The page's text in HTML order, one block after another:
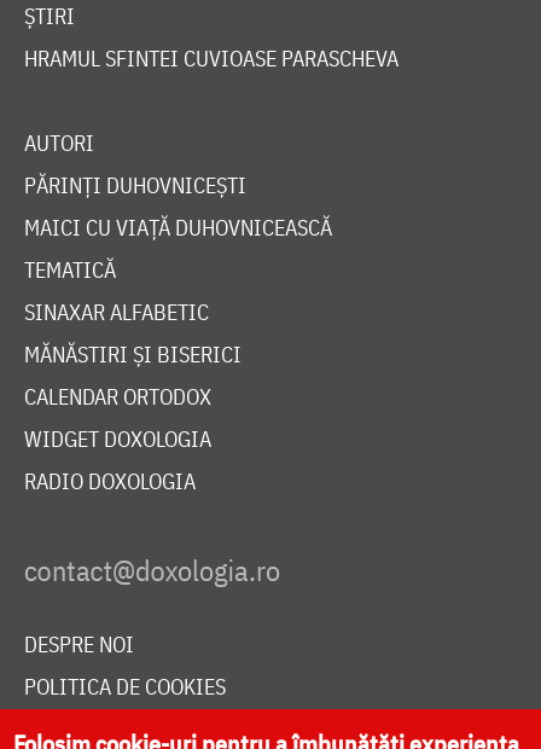
ȘTIRI
HRAMUL SFINTEI CUVIOASE PARASCHEVA
AUTORI
PĂRINȚI DUHOVNICEȘTI
MAICI CU VIAȚĂ DUHOVNICEASCĂ
TEMATICĂ
SINAXAR ALFABETIC
MĂNĂSTIRI ȘI BISERICI
CALENDAR ORTODOX
WIDGET DOXOLOGIA
RADIO DOXOLOGIA
DESPRE NOI
POLITICA DE COOKIES
DONEAZĂ ONLINE PENTRU CATEDRALA NAȚIONALĂ